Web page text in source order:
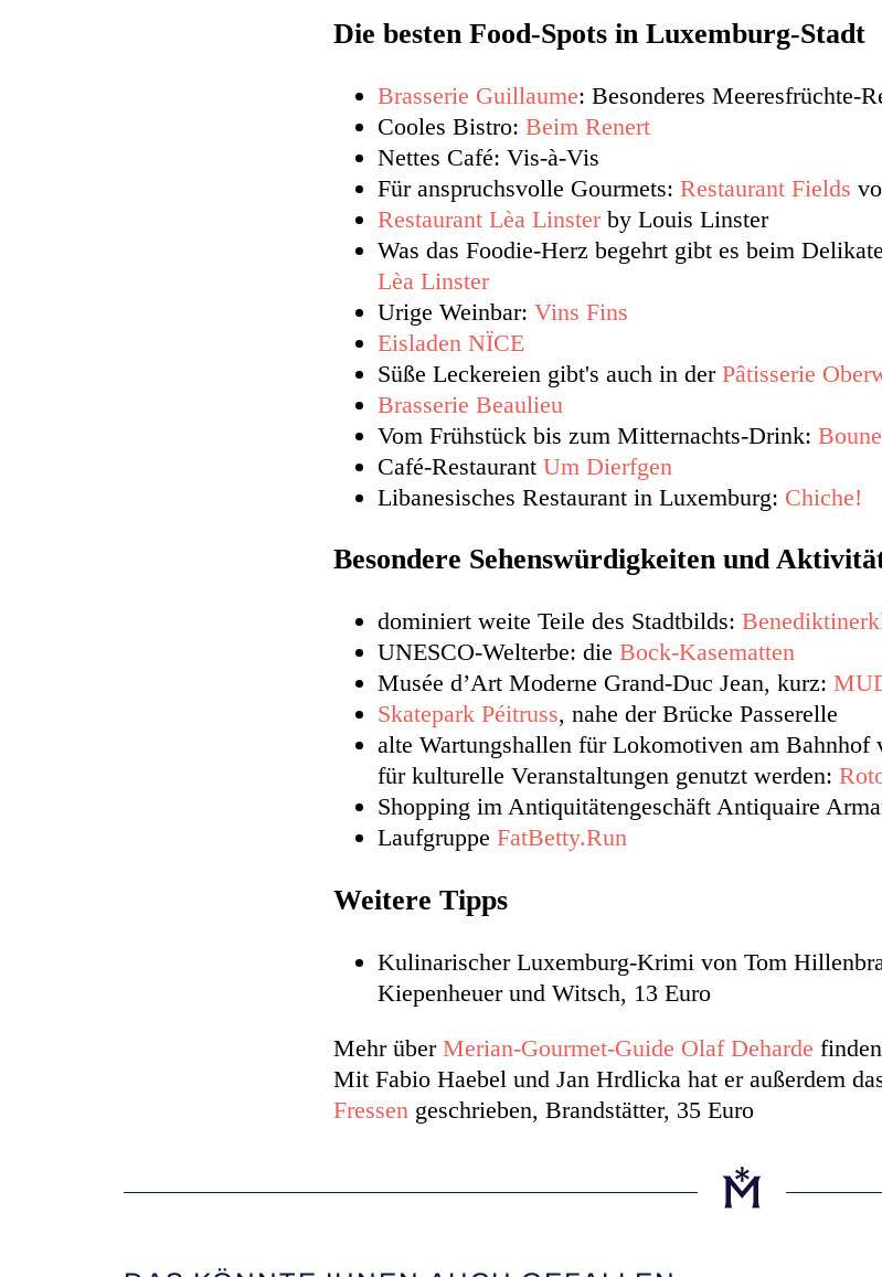
Die besten Food-Spots in Luxemburg-Stadt
Brasserie Guillaume: Besonderes Meeresfrüchte-
Cooles Bistro: Beim Renert
Nettes Café: Vis-à-Vis
Für anspruchsvolle Gourmets: Restaurant Fields
Restaurant Lèa Linsterby Louis Linster
Was das Foodie-Herz begehrt gibt es beim
Lèa Linster
Urige Weinbar: Vins Fins
Eisladen NÏCE
Süße Leckereien gibt's auch in der Pâtisserie
Brasserie Beaulieu
Vom Frühstück bis zum Mitternachts-Drink:
Café-Restaurant Um Dierfgen
Libanesisches Restaurant in Luxemburg: Chiche!
Besondere Sehenswürdigkeiten und
dominiert weite Teile des Stadtbilds:
UNESCO-Welterbe: die Bock-Kasematten
Musée d’Art Moderne Grand-Duc Jean, kurz:
Skatepark Péitruss, nahe der Brücke Passerelle
alte Wartungshallen für Lokomotiven am
für kulturelle Veranstaltungen genutzt werden:
Shopping im Antiquitätengeschäft Antiquaire
Laufgruppe FatBetty.Run
Weitere Tipps
Kulinarischer Luxemburg-Krimi von Tom
Kiepenheuer und Witsch, 13 Euro
Mehr über Merian-Gourmet-Guide Olaf Deharde
Mit Fabio Haebel und Jan Hrdlicka hat er außerdem
Fressen geschrieben, Brandstätter, 35 Euro